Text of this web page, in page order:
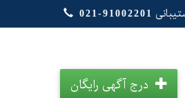
021-91002201
درج آگهی رایگان